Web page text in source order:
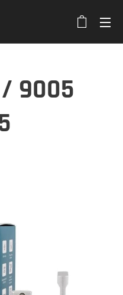
/ 9005